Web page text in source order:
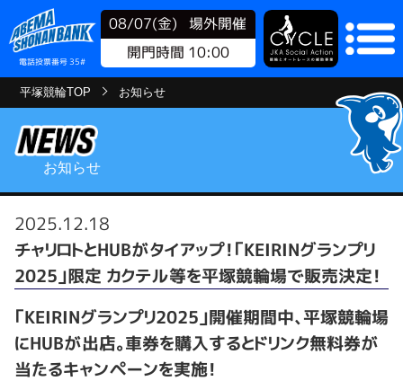
電話投票番号 35#
08/07(金)
場外開催
開門時間 10:00
平塚競輪TOP お知らせ
お知らせ
2025.12.18
チャリロトとHUBがタイアップ！「KEIRINグランプリ
2025」限定 カクテル等を平塚競輪場で販売決定！
「KEIRINグランプリ2025」開催期間中、平塚競輪場
にHUBが出店。車券を購入するとドリンク無料券が
当たるキャンペーンを実施！